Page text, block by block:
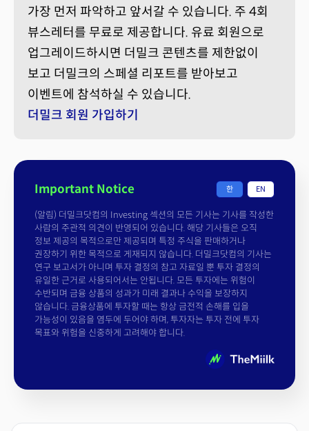
가장 먼저 파악하고 앞서갈 수 있습니다. 주 4회
뷰스레터를 무료로 제공합니다. 유료 회원으로
업그레이드하시면 더밀크 콘텐츠를 제한없이
보고 더밀크의 스페셜 리포트를 받아보고
이벤트에 참석하실 수 있습니다.
더밀크 회원 가입하기
Important Notice 한 EN
(알림) 더밀크닷컴의 Investing 섹션의 모든 기사는 기사를 작성한
사람의 주관적 의견이 반영되어 있습니다. 해당 기사들은 오직
정보 제공의 목적으로만 제공되며 특정 주식을 판매하거나
권장하기 위한 목적으로 게재되지 않습니다. 더밀크닷컴의 기사는
연구 보고서가 아니며 투자 결정의 참고 자료일 뿐 투자 결정의
유일한 근거로 사용되어서는 안됩니다. 모든 투자에는 위험이
수반되며 금융 상품의 성과가 미래 결과나 수익을 보장하지
않습니다. 금융상품에 투자할 때는 항상 금전적 손해를 입을
가능성이 있음을 염두에 두어야 하며, 투자자는 투자 전에 투자
목표와 위험을 신중하게 고려해야 합니다.